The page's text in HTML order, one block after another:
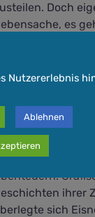
Doch
es
schon
an neuen
ihrer
sich
Nutzererlebnis
Ablehnen